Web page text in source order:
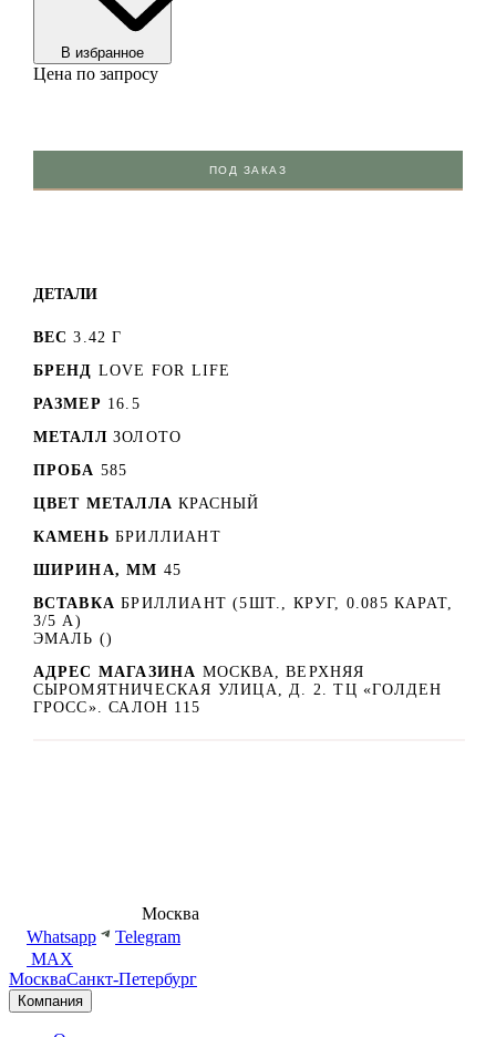
В избранноe
Цена по запросу
ПОД ЗАКАЗ
ДЕТАЛИ
ВЕС 3.42 Г
БРЕНД LOVE FOR LIFE
РАЗМЕР 16.5
МЕТАЛЛ ЗОЛОТО
ПРОБА 585
ЦВЕТ МЕТАЛЛА КРАСНЫЙ
КАМЕНЬ БРИЛЛИАНТ
ШИРИНА, ММ 45
ВСТАВКА БРИЛЛИАНТ (5ШТ., КРУГ, 0.085 КАРАТ,
3/5 А)
ЭМАЛЬ ()
АДРЕС МАГАЗИНА МОСКВА, ВЕРХНЯЯ
СЫРОМЯТНИЧЕСКАЯ УЛИЦА, Д. 2. ТЦ «ГОЛДЕН
ГРОСС». САЛОН 115
Москва
Whatsapp
Telegram
MAX
МоскваСанкт-Петербург
Компания